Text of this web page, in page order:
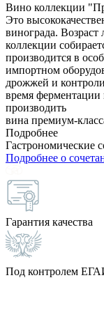
Вино коллекции
Это
винограда. Возраст
коллекции
производится в
импортном
дрожжей и
время ферментации
производить
вина премиум-
Подробнее
Гастрономические
Подробнее о
Гарантия качества
Под контролем